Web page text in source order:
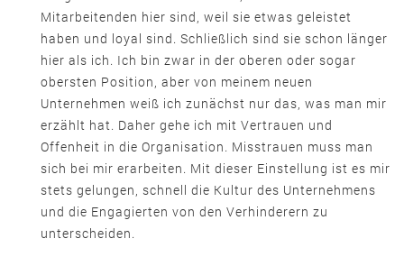
Mitarbeitenden hier sind, weil sie etwas geleistet
haben und loyal sind. Schließlich sind sie schon länger
hier als ich. Ich bin zwar in der oberen oder sogar
obersten Position, aber von meinem neuen
Unternehmen weiß ich zunächst nur das, was man mir
erzählt hat. Daher gehe ich mit Vertrauen und
Offenheit in die Organisation. Misstrauen muss man
sich bei mir erarbeiten. Mit dieser Einstellung ist es mir
stets gelungen, schnell die Kultur des Unternehmens
und die Engagierten von den Verhinderern zu
unterscheiden.